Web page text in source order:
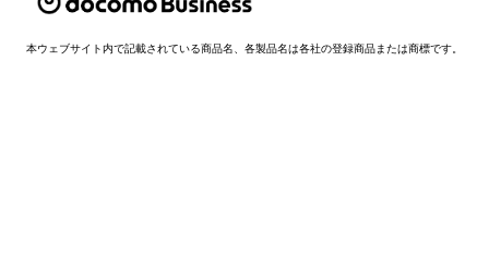
本ウェブサイト内で記載されている商品名、各製品名は各社の登録商品または商標です。